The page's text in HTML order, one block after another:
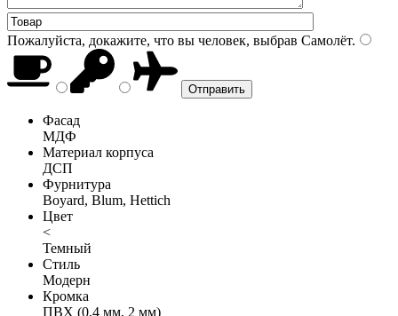
Пожалуйста, докажите, что вы человек, выбрав Самолёт.
Фасад
МДФ
Материал корпуса
ДСП
Фурнитура
Boyard, Blum, Hettich
Цвет
<
Темный
Стиль
Модерн
Кромка
ПВХ (0,4 мм, 2 мм)